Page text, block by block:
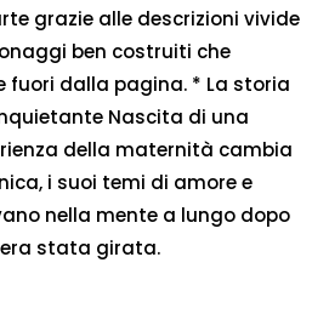
grazie alle descrizioni vivide
ben costruiti che
fuori dalla pagina. * La storia
Nascita di una
della maternità cambia
i suoi temi di amore e
nella mente a lungo dopo
stata girata.